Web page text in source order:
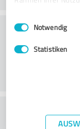
Impressum
Einwilligungsauswahl
Notwendig
Statistiken
What